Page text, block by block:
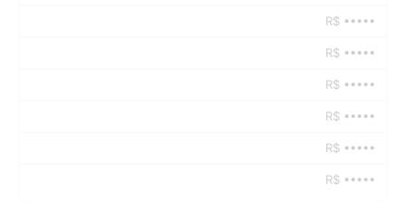
R$ •••••
R$ •••••
R$ •••••
R$ •••••
R$ •••••
R$ •••••